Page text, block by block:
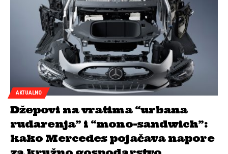
AKTUALNO
Džepovi na vratima “urbana
rudarenja” i “mono-sandwich”:
kako Mercedes pojačava napore